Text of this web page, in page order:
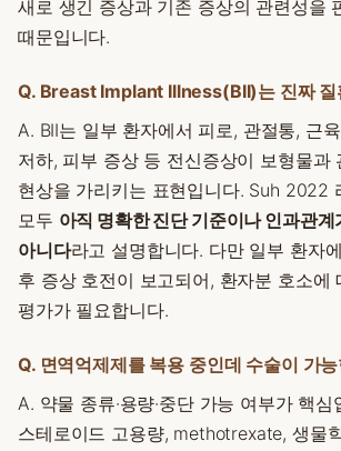
새로 생긴 증상과 기존 증상의 관련성을
때문입니다.
Q. Breast Implant Illness(BII)는 진짜 질
A. BII는 일부 환자에서 피로, 관절통, 근
저하, 피부 증상 등 전신증상이 보형물과
현상을 가리키는 표현입니다. Suh 2022
모두 아직 명확한 진단 기준이나 인과관
아니다라고 설명합니다. 다만 일부 환자
후 증상 호전이 보고되어, 환자분 호소에
평가가 필요합니다.
Q. 면역억제제를 복용 중인데 수술이 가
A. 약물 종류·용량·중단 가능 여부가 핵심
스테로이드 고용량, methotrexate, 생물